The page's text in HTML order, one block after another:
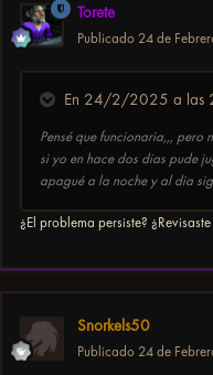
DeviceName: \\.\DISPLAY6
Processor: 0x9
Page Size: 4096
Min App Address:
Max App Address:
Processor Mask: 0xffff
Processor Type: 8664
Processor Level: 25
Processor Revision: 8450
Torete
Publicado 24 de
En 24/2/2025 a las
Pensé que funcionaria,,, pero
si yo en hace dos dias pude
apagué a la noche y al dia
¿El problema persiste?
Snorkels50
Publicado 24 de